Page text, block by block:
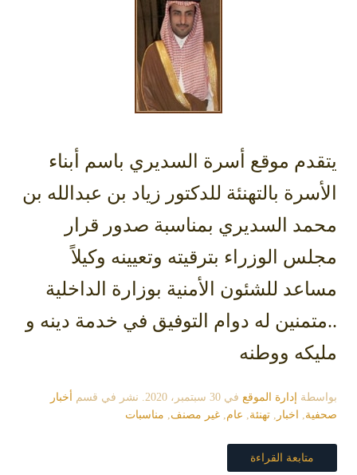
موقع أسرة السديريباسم أبناء
بالتهنئة للدكتور زياد بن عبدالله بن
السديري بمناسبة صدور قرار
الوزراء بترقيته وتعيينه وكيلاً
للشئون الأمنية بوزارة الداخلية
له دوام التوفيق في خدمة دينه و
ووطنه
إدارة الموقعفي30 سبتمبر، 2020 . نشر في قسمأخبار
اخبار,تهنئة,عام,غير مصنف مناسبات
متابعة القراءة